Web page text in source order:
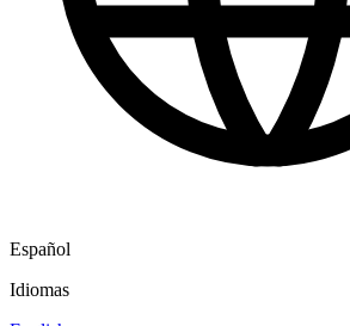
Español
Idiomas